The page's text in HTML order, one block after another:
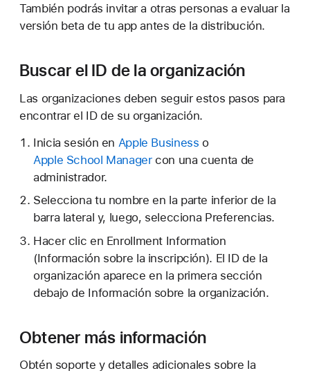
También podrás invitar a otras personas a evaluar la
versión beta de tu app antes de la distribución.
Buscar el ID de la organización
Las organizaciones deben seguir estos pasos para
encontrar el ID de su organización.
Inicia sesión en Apple Business o
Apple School Managercon una cuenta de
administrador.
Selecciona tu nombre en la parte inferior de la
barra lateral y, luego, selecciona Preferencias.
Hacer clic en Enrollment Information
(Información sobre la inscripción). El ID de la
organización aparece en la primera sección
debajo de Información sobre la organización.
Obtener más información
Obtén soporte y detalles adicionales sobre la